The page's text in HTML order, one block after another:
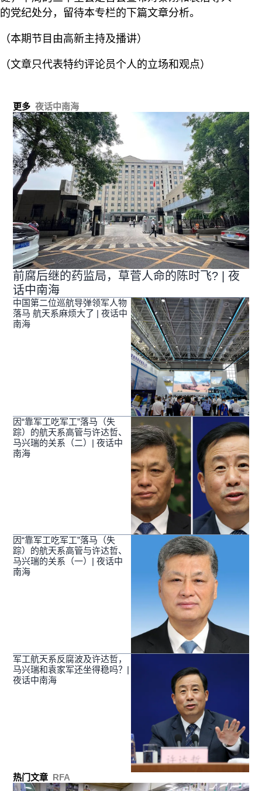
的党纪处分，留待本专栏的下篇文章分析。
（本期节目由高新主持及播讲）
（文章只代表特约评论员个人的立场和观点）
更多 夜话中南海
前腐后继的药监局，草菅人命的陈时飞? | 夜
话中南海
中国第二位巡航导弹领军人物
落马 航天系麻烦大了 | 夜话中
南海
因“靠军工吃军工”落马（失
踪）的航天系高管与许达哲、
马兴瑞的关系（二）| 夜话中
南海
因“靠军工吃军工”落马（失
踪）的航天系高管与许达哲、
马兴瑞的关系（一）| 夜话中
南海
军工航天系反腐波及许达哲，
马兴瑞和袁家军还坐得稳吗？|
夜话中南海
热门文章 RFA